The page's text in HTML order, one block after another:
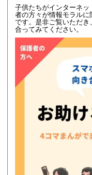
子供たちがインターネ
者の方々が情報モラル
です。是非ご覧いただ
合ってみてください。